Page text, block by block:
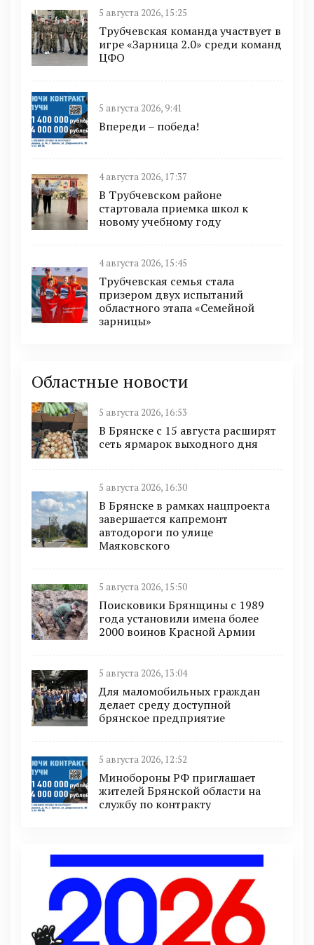
5 августа 2026, 15:25
Трубчевская команда участвует в
игре «Зарница 2.0» среди команд
ЦФО
5 августа 2026, 9:41
Впереди – победа!
4 августа 2026, 17:37
В Трубчевском районе
стартовала приемка школ к
новому учебному году
4 августа 2026, 15:45
Трубчевская семья стала
призером двух испытаний
областного этапа «Семейной
зарницы»
Областные новости
5 августа 2026, 16:53
В Брянске с 15 августа расширят
сеть ярмарок выходного дня
5 августа 2026, 16:30
В Брянске в рамках нацпроекта
завершается капремонт
автодороги по улице
Маяковского
5 августа 2026, 15:50
Поисковики Брянщины с 1989
года установили имена более
2000 воинов Красной Армии
5 августа 2026, 13:04
Для маломобильных граждан
делает среду доступной
брянское предприятие
5 августа 2026, 12:52
Минобoроны РФ приглaшaет
житeлeй Брянской области на
службу по контракту